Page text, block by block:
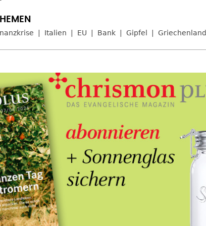
Italien EU Bank Gipfel Griechenland